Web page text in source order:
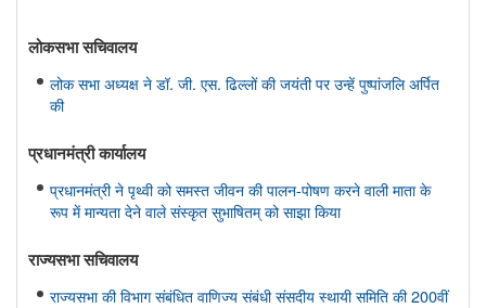
लोकसभा सचिवालय
लोक सभा अध्यक्ष ने डॉ. जी. एस. ढिल्लों की जयंती पर उन्हें पुष्पांजलि अर्पित
की
प्रधानमंत्री कार्यालय
प्रधानमंत्री ने पृथ्वी को समस्त जीवन की पालन-पोषण करने वाली माता के
रूप में मान्यता देने वाले संस्कृत सुभाषितम् को साझा किया
राज्यसभा सचिवालय
राज्यसभा की विभाग संबंधित वाणिज्य संबंधी संसदीय स्थायी समिति की 200वीं